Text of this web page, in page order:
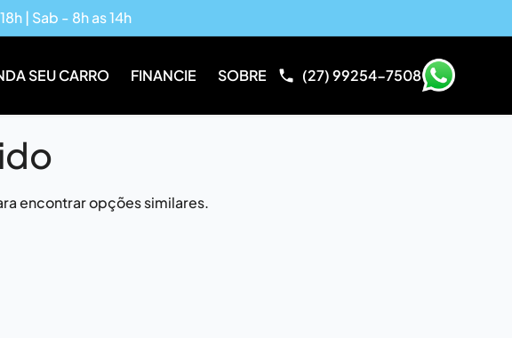
| Sab - 8h as 14h
SEU CARRO FINANCIE SOBRE (27) 99254-7508
encontrar opções similares.